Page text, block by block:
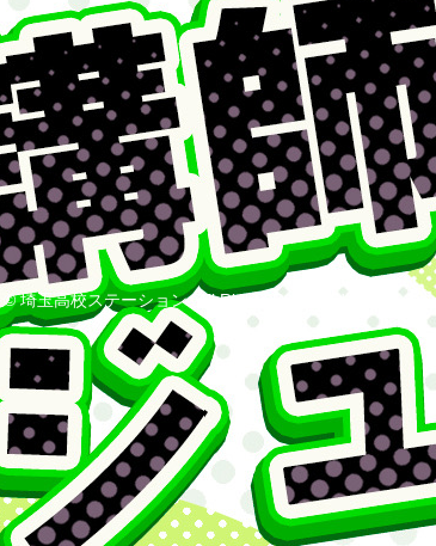
©埼玉高校ステーション. All Rights Reserved.